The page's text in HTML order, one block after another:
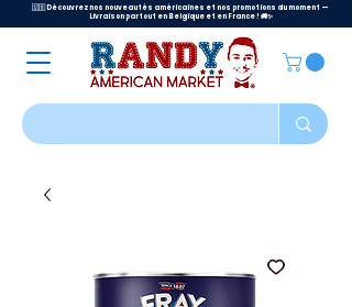
🇺🇸 Découvrez nos nouveautés américaines et nos promotions du moment —
Livraison partout en Belgique et en France ! 🚚✨